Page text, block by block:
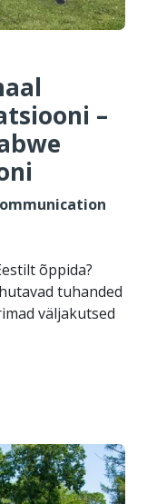
–
õppida?
tuhanded
väljakutsed